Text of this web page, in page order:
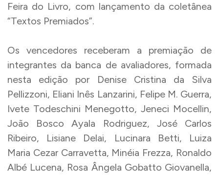
Feira do Livro, com lançamento da coletânea
“Textos Premiados”.
Os vencedores receberam a premiação de
integrantes da banca de avaliadores, formada
nesta edição por Denise Cristina da Silva
Pellizzoni, Eliani Inês Lanzarini, Felipe M. Guerra,
Ivete Todeschini Menegotto, Jeneci Mocellin,
João Bosco Ayala Rodriguez, José Carlos
Ribeiro, Lisiane Delai, Lucinara Betti, Luiza
Maria Cezar Carravetta, Minéia Frezza, Ronaldo
Albé Lucena, Rosa Ângela Gobatto Giovanella,